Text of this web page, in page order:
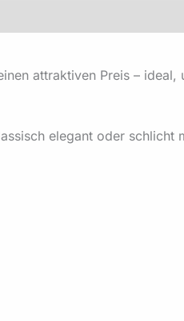
attraktiven Preis – ideal,
elegant oder schlicht